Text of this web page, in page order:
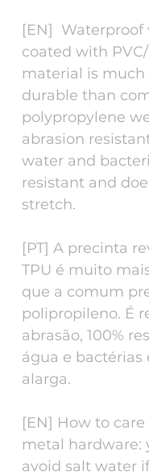
[EN] Waterproof
coated with
material is much
durable than
polypropylene
abrasion
water and
resistant and
stretch.
[PT] A precinta
TPU é muito
que a comum
polipropileno. É
abrasão, 100%
água e bactérias
alarga.
[EN] How to
metal hardware:
avoid salt water